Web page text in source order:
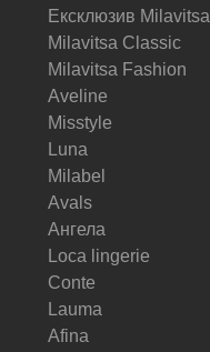
Ексклюзив Milavitsa
Milavitsa Classic
Milavitsa Fashion
Aveline
Misstyle
Luna
Milabel
Avals
Ангела
Loca lingerie
Conte
Lauma
Afina